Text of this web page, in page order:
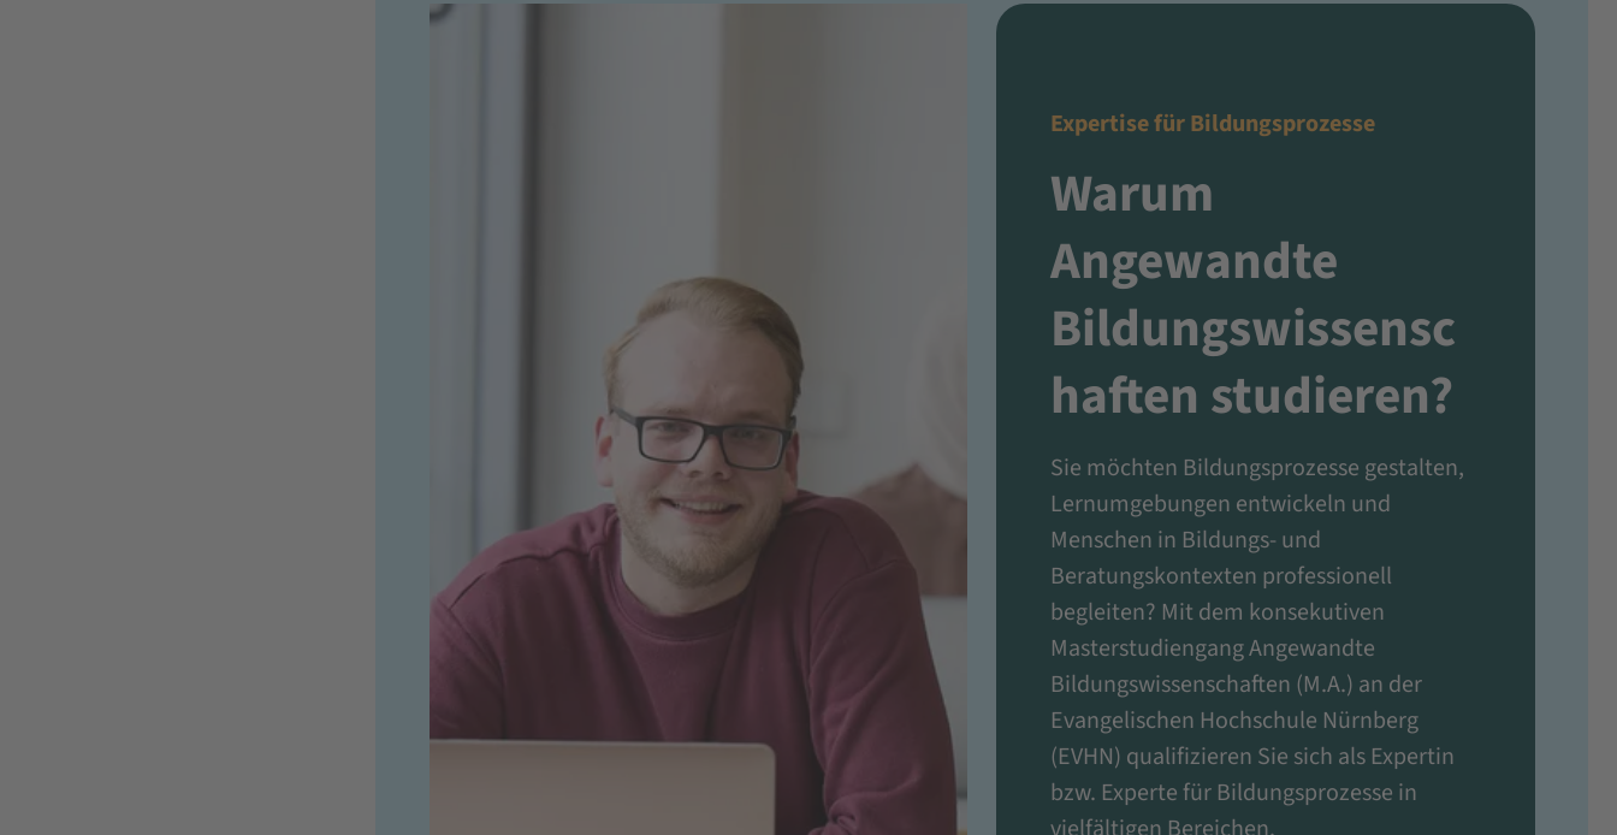
Expertise für Bildungsprozesse
Warum
Angewandte
Bildungswissensc
haften studieren?
Sie möchten Bildungsprozesse gestalten,
Lernumgebungen entwickeln und
Menschen in Bildungs- und
Beratungskontexten professionell
begleiten? Mit dem konsekutiven
Masterstudiengang Angewandte
Bildungswissenschaften (M.A.) an der
Evangelischen Hochschule Nürnberg
(EVHN) qualifizieren Sie sich als Expertin
bzw. Experte für Bildungsprozesse in